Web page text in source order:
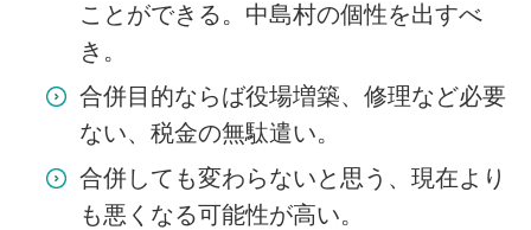
ことができる。中島村の個性を出すべ
き。
合併目的ならば役場増築、修理など必要
ない、税金の無駄遣い。
合併しても変わらないと思う、現在より
も悪くなる可能性が高い。